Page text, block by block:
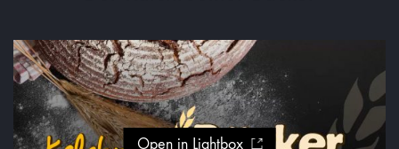
Open in Lightbox